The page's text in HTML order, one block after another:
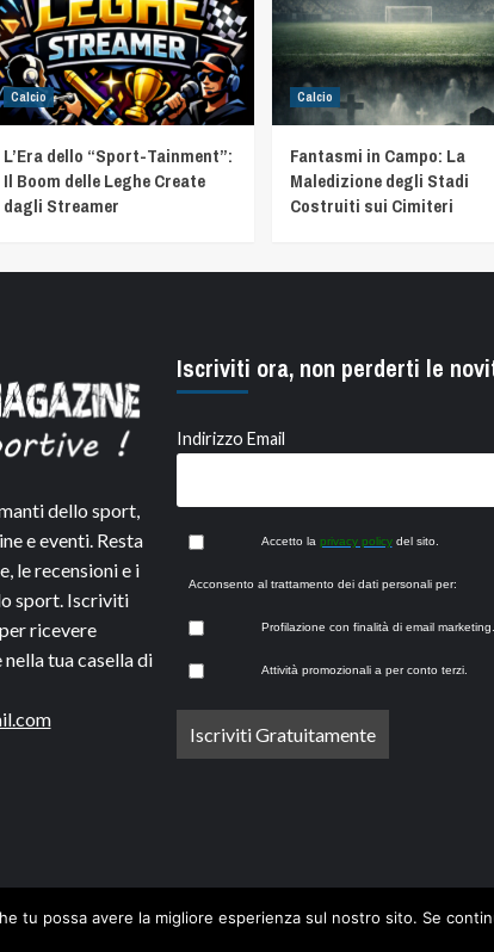
Calcio
L’Era dello “Sport-Tainment”:
Il Boom delle Leghe Create
dagli Streamer
Calcio
Fantasmi in Campo: La
Maledizione degli Stadi
Costruiti sui Cimiteri
dello sport,
e eventi. Resta
le recensioni e i
sport. Iscriviti
ricevere
tua casella di
Iscriviti ora, non perderti le
Indirizzo Email
Accetto la privacy policydel sito.
Acconsento al trattamento dei dati personali per:
Profilazione con finalità di email marketing.
Attività promozionali a per conto terzi.
tu possa avere la migliore esperienza sul nostro sito. Se